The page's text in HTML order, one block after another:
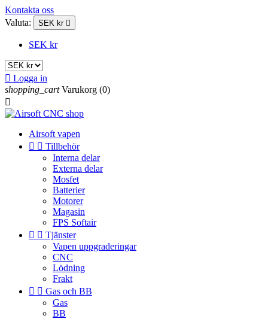
Kontakta oss
Valuta:
SEK kr 
SEK kr
 Logga in
shopping_cart Varukorg (0)

Airsoft vapen
  Tillbehör
Interna delar
Externa delar
Mosfet
Batterier
Motorer
Magasin
FPS Softair
  Tjänster
Vapen uppgraderingar
CNC
Lödning
Frakt
  Gas och BB
Gas
BB